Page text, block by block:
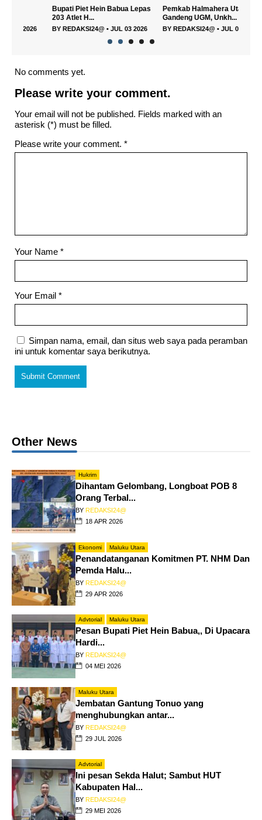
Bupati Piet Hein Babua Lepas
203 Atlet H...
BYREDAKSI24@ •JUL 03 2026
Pemkab Halmahera Utara
Gandeng UGM, Unkh...
BYREDAKSI24@ •JUL 03 2026
No comments yet.
Please write your comment.
Your email will not be published. Fields marked with an
asterisk (*) must be filled.
Please write your comment. *
Your Name *
Your Email *
Simpan nama, email, dan situs web saya pada peramban
ini untuk komentar saya berikutnya.
Other News
Hukrim
Dihantam Gelombang, Longboat POB 8
Orang Terbal...
BY REDAKSI24@
18 APR 2026
Ekonomi Maluku Utara
Penandatanganan Komitmen PT. NHM Dan
Pemda Halu...
BY REDAKSI24@
29 APR 2026
Advtorial Maluku Utara
Pesan Bupati Piet Hein Babua,, Di Upacara
Hardi...
BY REDAKSI24@
04 MEI 2026
Maluku Utara
Jembatan Gantung Tonuo yang
menghubungkan antar...
BY REDAKSI24@
29 JUL 2026
Advtorial
Ini pesan Sekda Halut; Sambut HUT
Kabupaten Hal...
BY REDAKSI24@
29 MEI 2026